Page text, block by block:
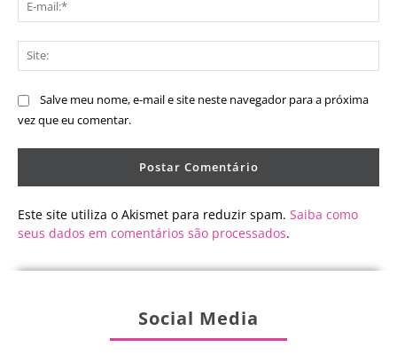
Salve meu nome, e-mail e site neste navegador para a próxima
vez que eu comentar.
Este site utiliza o Akismet para reduzir spam. Saiba como
seus dados em comentários são processados.
Social Media